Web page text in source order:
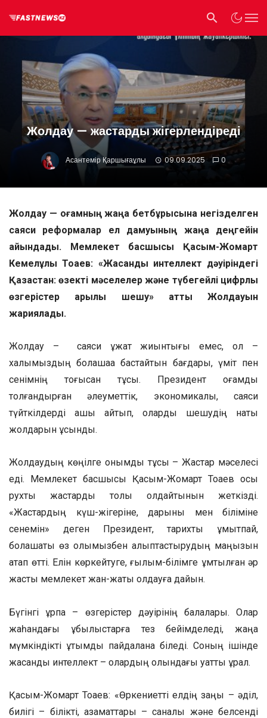
Жолдау — жастарды жігерлендіреді
Асантемір Қаршығаұлы 09.09.2025 0
Жолдау — қоғамның жаңа бетбұрысына негізделген
саяси реформалар ел дамуының жаңа деңгейін
айқындады. Мемлекет басшысы Қасым-Жомарт
Кемелұлы Тоқаев: «Жасанды интеллект дәуіріндегі
Қазақстан: өзекті мәселелер және түбегейлі цифрлық
өзгерістер арқылы шешу» атты Жолдауын
жариялады.
Жолдау – саяси құжат жиынтығы емес, ол –
халқымыздың болашаққа бастайтын бағдары, үміт пен
сенімнің тоғысқан тұсы. Президент қоғамды
толғандырған әлеуметтік, экономикалық, саяси
түйткілдерді ашық айтып, оларды шешудің нақты
жолдарын ұсынды.
Жолдаудың көңілге қонымды тұсы – Жастар мәселесі
еді. Мемлекет басшысы Қасым-Жомарт Тоқаев осы
рухты жастарды толық қолдайтынын жеткізді.
«Жастардың күш-жігеріне, дарыны мен біліміне
сенемін» деген Президент, тарихты ұмытпай,
болашақты өз қолымызбен қалыптастырудың маңызын
атап өтті. Елін көркейтуге, ғылым-білімге ұмтылған әр
жасты мемлекет жан-жақты қолдауға дайын.
Бүгінгі ұрпақ – өзгерістер дәуірінің балалары. Олар
жаһандағы құбылыстарға тез бейімделеді, жаңа
мүмкіндікті ұтымды пайдалана біледі. Соның ішінде
жасанды интеллект – олардың қолындағы қуатты құрал.
Қасым-Жомарт Тоқаев: «Өркениетті елдің заңы – әділ,
билігі – білікті, азаматтары – саналы және белсенді